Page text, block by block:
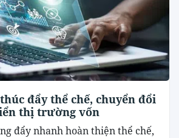
đẩy thể chế, chuyển đổi
thị trường vốn
đẩy nhanh hoàn thiện thể chế,